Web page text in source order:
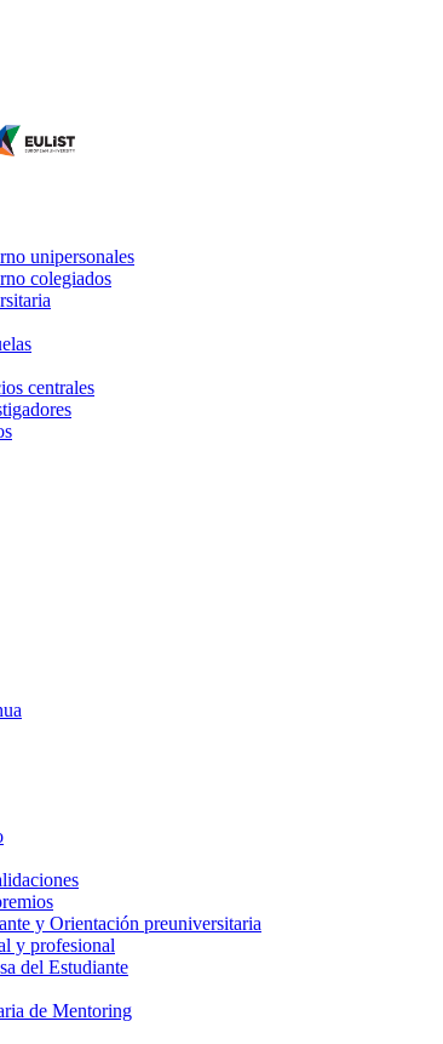
unipersonales
colegiados
centrales
y Orientación preuniversitaria
y profesional
del Estudiante
de Mentoring